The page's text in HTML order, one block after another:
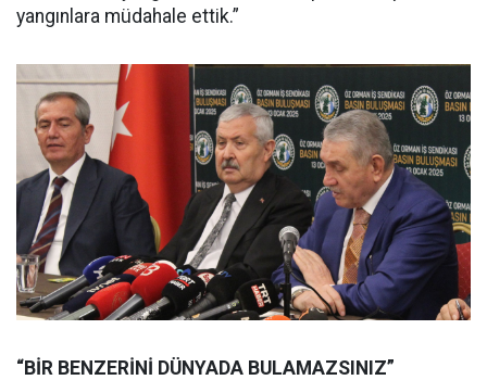
yangınlara müdahale ettik.”
“BİR BENZERİNİ DÜNYADA BULAMAZSINIZ”